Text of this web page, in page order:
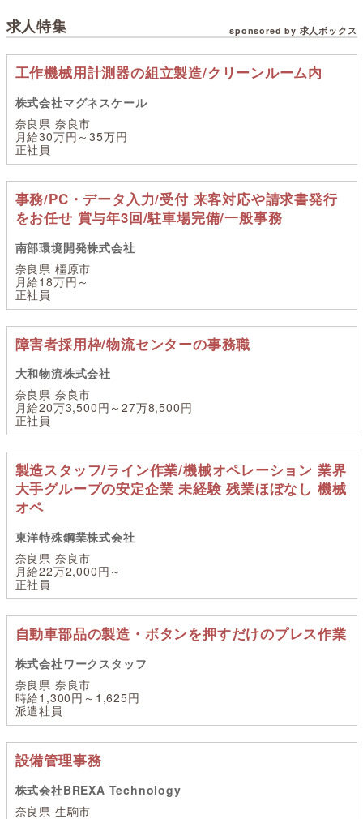
求人特集 sponsored by 求人ボックス
工作機械用計測器の組立製造/クリーンルーム内
株式会社マグネスケール
奈良県 奈良市
月給30万円～35万円
正社員
事務/PC・データ入力/受付 来客対応や請求書発行
をお任せ 賞与年3回/駐車場完備/一般事務
南部環境開発株式会社
奈良県 橿原市
月給18万円～
正社員
障害者採用枠/物流センターの事務職
大和物流株式会社
奈良県 奈良市
月給20万3,500円～27万8,500円
正社員
製造スタッフ/ライン作業/機械オペレーション 業界
大手グループの安定企業 未経験 残業ほぼなし 機械
オペ
東洋特殊鋼業株式会社
奈良県 奈良市
月給22万2,000円～
正社員
自動車部品の製造・ボタンを押すだけのプレス作業
株式会社ワークスタッフ
奈良県 奈良市
時給1,300円～1,625円
派遣社員
設備管理事務
株式会社BREXA Technology
奈良県 生駒市